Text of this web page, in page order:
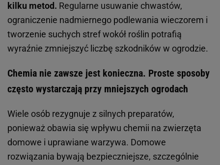
kilku metod. Regularne usuwanie chwastów,
ograniczenie nadmiernego podlewania wieczorem i
tworzenie suchych stref wokół roślin potrafią
wyraźnie zmniejszyć liczbę szkodników w ogrodzie.
Chemia nie zawsze jest konieczna. Proste sposoby
często wystarczają przy mniejszych ogrodach
Wiele osób rezygnuje z silnych preparatów,
ponieważ obawia się wpływu chemii na zwierzęta
domowe i uprawiane warzywa. Domowe
rozwiązania bywają bezpieczniejsze, szczególnie